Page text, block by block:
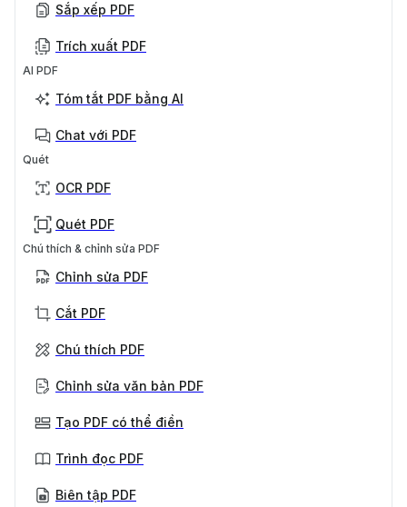
Sắp xếp PDF
Trích xuất PDF
AI PDF
Tóm tắt PDF bằng AI
Chat với PDF
Quét
OCR PDF
Quét PDF
Chú thích & chỉnh sửa PDF
Chỉnh sửa PDF
Cắt PDF
Chú thích PDF
Chỉnh sửa văn bản PDF
Tạo PDF có thể điền
Trình đọc PDF
Biên tập PDF